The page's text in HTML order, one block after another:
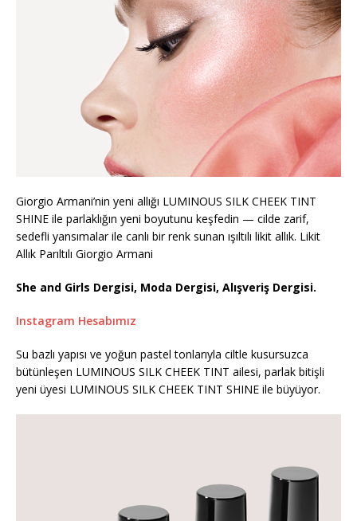
Giorgio Armani’nin yeni allığı LUMINOUS SILK CHEEK TINT
SHINE ile parlaklığın yeni boyutunu keşfedin — cilde zarif,
sedefli yansımalar ile canlı bir renk sunan ışıltılı likit allık. Likit
Allık Parıltılı Giorgio Armani
She and Girls Dergisi, Moda Dergisi, Alışveriş Dergisi.
Instagram Hesabımız
Su bazlı yapısı ve yoğun pastel tonlarıyla ciltle kusursuzca
bütünleşen LUMINOUS SILK CHEEK TINT ailesi, parlak bitişli
yeni üyesi LUMINOUS SILK CHEEK TINT SHINE ile büyüyor.